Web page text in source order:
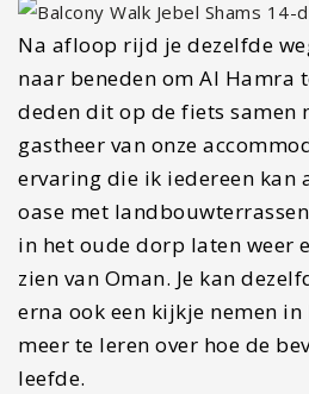
Na afloop rijd je dezelfde
naar beneden om Al Hamra
deden dit op de fiets samen
gastheer van onze
ervaring die ik iedereen kan
oase met
in het oude dorp laten weer
zien van Oman. Je kan
erna ook een kijkje nemen
meer te leren over hoe de
leefde.